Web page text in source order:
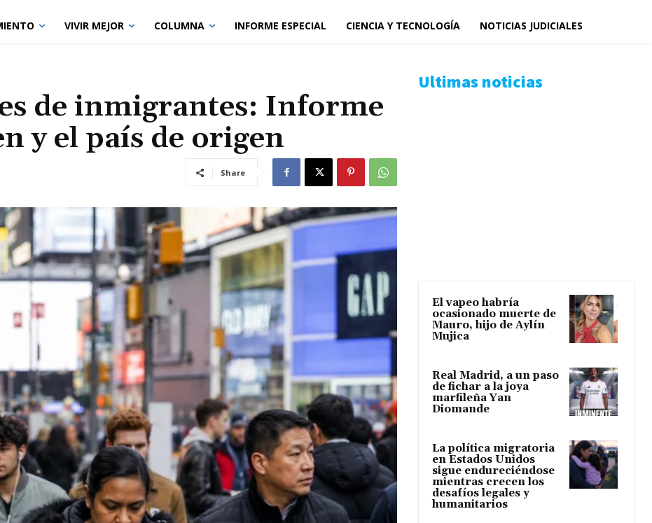
VIVIR MEJOR COLUMNA INFORME ESPECIAL CIENCIA Y TECNOLOGÍA NOTICIAS JUDICIALES
de inmigrantes: Informe
y el país de origen
Share
Ultimas noticias
El vapeo habría
ocasionado muerte de
Mauro, hijo de Aylín
Mujica
Real Madrid, a un paso
de fichar a la joya
marfileña Yan
Diomande
La política migratoria
en Estados Unidos
sigue endureciéndose
mientras crecen los
desafíos legales y
humanitarios